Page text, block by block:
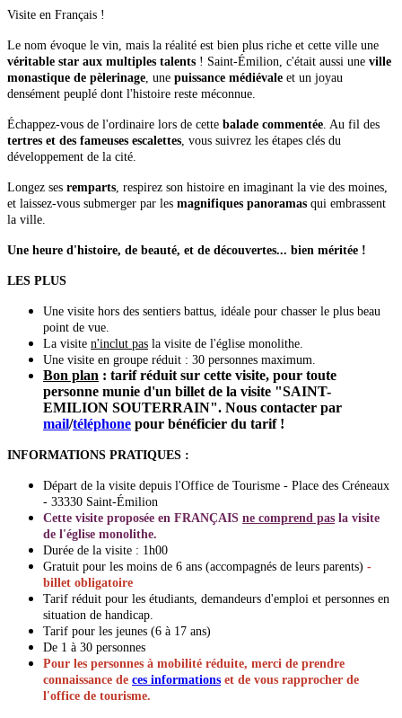
Visite en Français !
Le nom évoque le vin, mais la réalité est bien plus riche et cette ville une
véritable star aux multiples talents ! Saint-Émilion, c'était aussi une ville
monastique de pèlerinage, une puissance médiévale et un joyau
densément peuplé dont l'histoire reste méconnue.
Échappez-vous de l'ordinaire lors de cette balade commentée. Au fil des
tertres et des fameuses escalettes, vous suivrez les étapes clés du
développement de la cité.
Longez ses remparts, respirez son histoire en imaginant la vie des moines,
et laissez-vous submerger par les magnifiques panoramas qui embrassent
la ville.
Une heure d'histoire, de beauté, et de découvertes... bien méritée !
LES PLUS
Une visite hors des sentiers battus, idéale pour chasser le plus beau
point de vue.
La visite n'inclut pas la visite de l'église monolithe.
Une visite en groupe réduit : 30 personnes maximum.
Bon plan : tarif réduit sur cette visite, pour toute
personne munie d'un billet de la visite "SAINT-
EMILION SOUTERRAIN". Nous contacter par
mail/téléphone pour bénéficier du tarif !
INFORMATIONS PRATIQUES :
Départ de la visite depuis l'Office de Tourisme - Place des Créneaux
- 33330 Saint-Émilion
Cette visite proposée en FRANÇAIS ne comprend pas la visite
de l'église monolithe.
Durée de la visite : 1h00
Gratuit pour les moins de 6 ans (accompagnés de leurs parents) -
billet obligatoire
Tarif réduit pour les étudiants, demandeurs d'emploi et personnes en
situation de handicap.
Tarif pour les jeunes (6 à 17 ans)
De 1 à 30 personnes
Pour les personnes à mobilité réduite, merci de prendre
connaissance de ces informations et de vous rapprocher de
l'office de tourisme.